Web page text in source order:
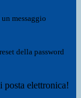
messaggio
della password
posta elettronica!